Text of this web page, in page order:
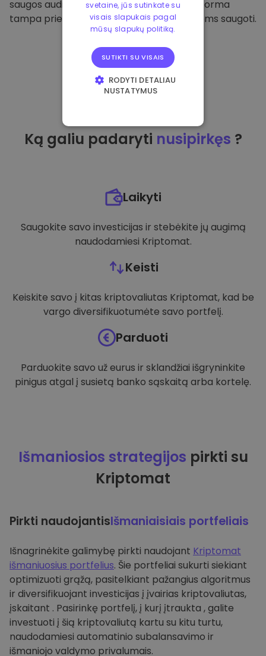
saugos auditus. Dėl šio požiūrio mūsų platforma
tampa prieglobsčiu ir kitoms kriptovaliutoms saugoti.
Ką galiu padaryti nusipirkęs ?
Laikyti
Saugokite savo investicijas ir stebėkite jų augimą
naudodamiesi Kriptomat.
Keisti
Keiskite savo į kitas kriptovaliutas Kriptomat, kad be
vargo diversifikuotumėte savo portfelį.
Parduoti
Parduokite savo už eurus ir sklandžiai išgryninkite
pinigus atgal į susietą banko sąskaitą arba kortelę.
Išmaniosios strategijos pirkti su
Kriptomat
Pirkti naudojantisIšmaniaisiais portfeliais
Išnagrinėkite galimybę pirkti naudojant Kriptomat
išmaniuosius portfelius. Šie portfeliai sukurti siekiant
optimizuoti grąžą, pasitelkiant pažangius algoritmus
ir diversifikuojant investicijas į įvairias kriptovaliutas,
įskaitant . Pasirinkę portfelį, į kurį įtraukta , galite
investuoti į šią kriptovaliutą kartu su kitu turtu,
naudodamiesi automatinio subalansavimo ir
išmaniojo valdymo privalumais.
svetaine, jūs sutinkate su
visais slapukais pagal
mūsų slapukų politiką.
SUTIKTI SU VISAIS
RODYTI DETALIAU
NUSTATYMUS
VEIKIMĄ GERINANTYS